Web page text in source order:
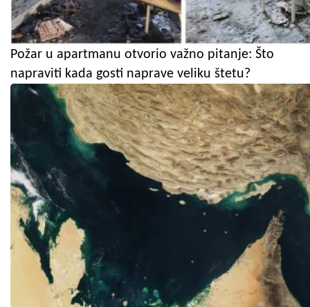
Požar u apartmanu otvorio važno pitanje: Što
napraviti kada gosti naprave veliku štetu?